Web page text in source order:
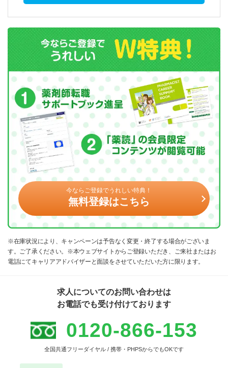
今ならご登録でうれしい特典！
無料登録はこちら
※在庫状況により、キャンペーンは予告なく変更・終了する場合がございま
す。ご了承ください。※本ウェブサイトからご登録いただき、ご来社またはお
電話にてキャリアアドバイザーと面談をさせていただいた方に限ります。
求人についてのお問い合わせは
お電話でも受け付けております
0120-866-153
全国共通フリーダイヤル / 携帯・PHPSからでもOKです